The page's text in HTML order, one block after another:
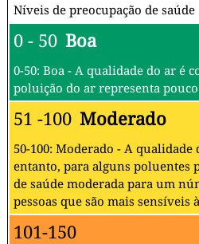
Níveis de preocupação de saúde
0 - 50 Boa
0-50: Boa - A qualidade do ar é
poluição do ar representa
51 -100 Moderado
50-100: Moderado - A qualidade
entanto, para alguns poluentes
de saúde moderada para um
pessoas que são mais sensíveis
101-150